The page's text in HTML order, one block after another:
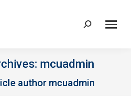
Search:
mcuadmin
author mcuadmin